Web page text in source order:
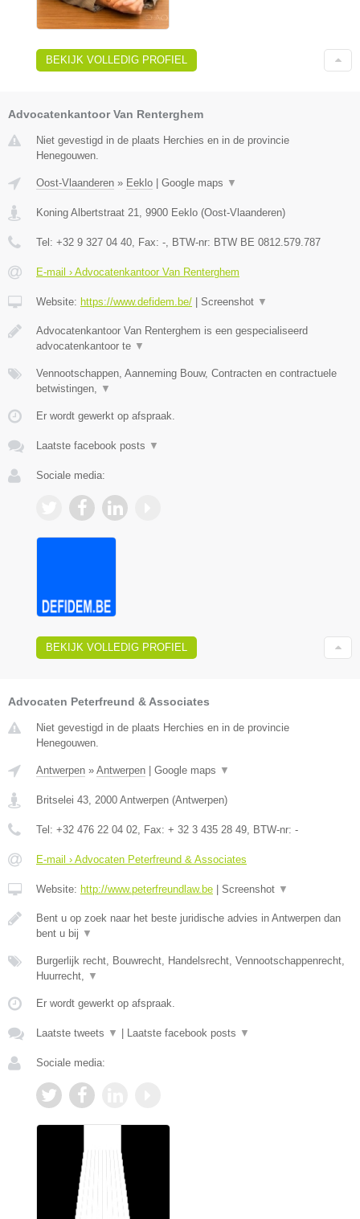
BEKIJK VOLLEDIG PROFIEL
Advocatenkantoor Van Renterghem
Niet gevestigd in de plaats Herchies en in de provincie
Henegouwen.
Oost-Vlaanderen » Eeklo Google maps ▼
Koning Albertstraat 21 9900 Eeklo (Oost-Vlaanderen)
Tel: +32 9 327 04 40 , Fax: - , BTW-nr: BTW BE 0812.579.787
E-mail › Advocatenkantoor Van Renterghem
Website: https://www.defidem.be/ Screenshot ▼
Advocatenkantoor Van Renterghem is een gespecialiseerd
advocatenkantoor te ▼
Vennootschappen, Aanneming Bouw, Contracten en contractuele
betwistingen,
▼
Er wordt gewerkt op afspraak.
Laatste facebook posts ▼
Sociale media:
BEKIJK VOLLEDIG PROFIEL
Advocaten Peterfreund & Associates
Niet gevestigd in de plaats Herchies en in de provincie
Henegouwen.
Antwerpen » Antwerpen Google maps ▼
Britselei 43 2000 Antwerpen (Antwerpen)
Tel: +32 476 22 04 02 , Fax: + 32 3 435 28 49 , BTW-nr: -
E-mail › Advocaten Peterfreund & Associates
Website: http://www.peterfreundlaw.be Screenshot ▼
Bent u op zoek naar het beste juridische advies in Antwerpen dan
bent u bij ▼
Burgerlijk recht, Bouwrecht, Handelsrecht, Vennootschappenrecht,
Huurrecht,
▼
Er wordt gewerkt op afspraak.
Laatste tweets ▼ Laatste facebook posts ▼
Sociale media: